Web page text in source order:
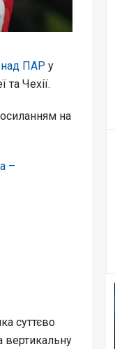
ПАР у
Чехії.
на
–
суттєво
вертикальну